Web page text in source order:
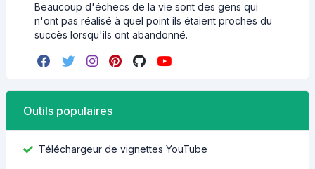
Beaucoup d'échecs de la vie sont des gens qui
n'ont pas réalisé à quel point ils étaient proches du
succès lorsqu'ils ont abandonné.
Outils populaires
Téléchargeur de vignettes YouTube